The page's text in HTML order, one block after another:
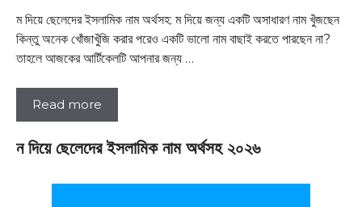
ম দিয়ে ছেলেদের ইসলামিক নাম অর্থসহ: ম দিয়ে জন্য একটি অসাধারণ নাম খুঁজছেন
কিন্তু অনেক খোঁজাখুঁজি করার পরেও একটি ভালো নাম বাছাই করতে পারছেন না?
তাহলে আজকের আর্টিকেলটি আপনার জন্য …
Read more
ন দিয়ে ছেলেদের ইসলামিক নাম অর্থসহ ২০২৬